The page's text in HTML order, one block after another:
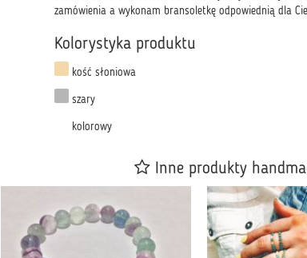
zamówienia a wykonam bransoletkę odpowiednią dla
Kolorystyka produktu
kość słoniowa
szary
kolorowy
Inne produkty